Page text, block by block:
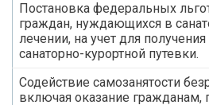
Постановка федеральных
граждан, нуждающихся в
лечении, на учет для
санаторно-курортной путевки.
Содействие самозанятости
включая оказание гражданам,